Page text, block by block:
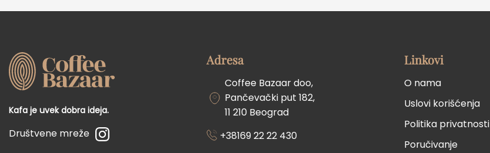
Kafa je uvek dobra ideja.
Društvene mreže
Adresa
Coffee Bazaar doo,
Pančevački put 182,
11 210 Beograd
+38169 22 22 430
Linkovi
O nama
Uslovi korišćenja
Politika privatnosti
Poručivanje